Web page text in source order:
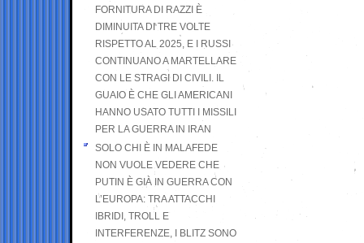
FORNITURA DI RAZZI È
DIMINUITA DI TRE VOLTE
RISPETTO AL 2025, E I RUSSI
CONTINUANO A MARTELLARE
CON LE STRAGI DI CIVILI. IL
GUAIO È CHE GLI AMERICANI
HANNO USATO TUTTI I MISSILI
PER LA GUERRA IN IRAN
SOLO CHI È IN MALAFEDE
NON VUOLE VEDERE CHE
PUTIN È GIÀ IN GUERRA CON
L’EUROPA: TRA ATTACCHI
IBRIDI, TROLL E
INTERFERENZE, I BLITZ SONO